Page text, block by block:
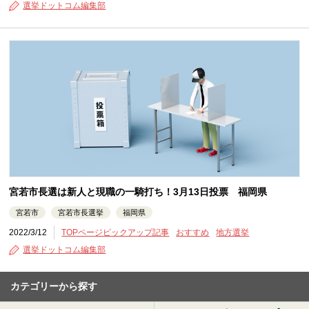
選挙ドットコム編集部
宮若市長選は新人と現職の一騎打ち！3月13日投票 福岡県
宮若市 宮若市長選挙 福岡県
2022/3/12 TOPページピックアップ記事 おすすめ
地方選挙
選挙ドットコム編集部
カテゴリーから探す